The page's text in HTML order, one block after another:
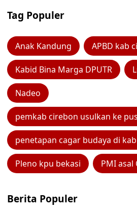
Tag Populer
Anak Kandung APBD kab
Kabid Bina Marga DPUTR
Nadeo
pemkab cirebon usulkan ke
penetapan cagar budaya di
Pleno kpu bekasi PMI asal
Berita Populer